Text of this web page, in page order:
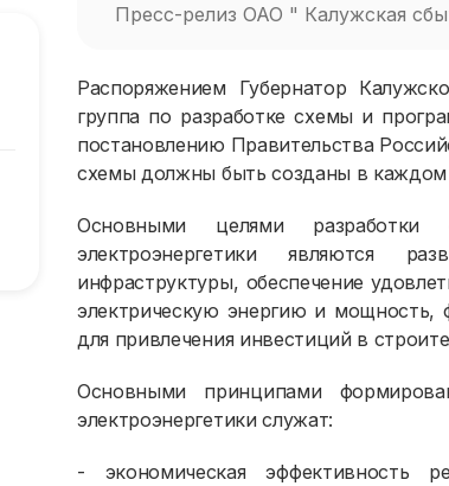
Пресс-релиз ОАО " Калужская
Распоряжением Губернатор
группа по разработке схемы и
постановлению Правительства
схемы должны быть созданы в каждом
Основными целями разработки
электроэнергетики являются
инфраструктуры, обеспечение
электрическую энергию и мощность,
для привлечения инвестиций в
Основными принципами
электроэнергетики служат:
- экономическая эффективность